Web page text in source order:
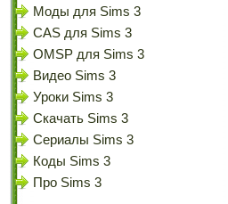
Моды для Sims 3
CAS для Sims 3
OMSP для Sims 3
Видео Sims 3
Уроки Sims 3
Скачать Sims 3
Сериалы Sims 3
Коды Sims 3
Про Sims 3